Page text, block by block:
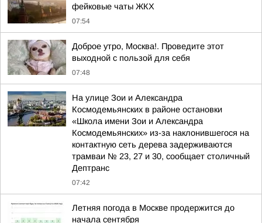
фейковые чаты ЖКХ
07:54
Доброе утро, Москва!. Проведите этот
выходной с пользой для себя
07:48
На улице Зои и Александра
Космодемьянских в районе остановки
«Школа имени Зои и Александра
Космодемьянских» из-за наклонившегося на
контактную сеть дерева задерживаются
трамваи № 23, 27 и 30, сообщает столичный
Дептранс
07:42
Летняя погода в Москве продержится до
начала сентября